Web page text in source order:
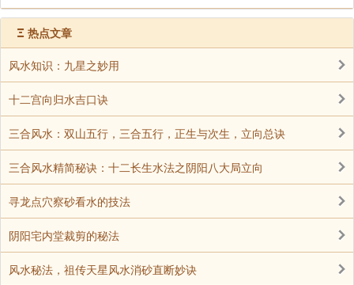
鱼缸、水池等水多的地方，一方面容易让湿气入侵电
脑，使得电脑受潮。而电脑五行属火，在风水上还容易
形成水火相克的情形，对主人的健康、财运等方面运势
造成克制作用。
四、显示器的大小要适当
电脑显示器的大小要与所处空间的面积协调。房间
小显示器大的话，有突出个人，不太与周围环境融洽的
风水寓意；房间大显示器小的话，则可能容易被忽视。
Ξ 热点文章
风水知识：九星之妙用
十二宫向归水吉口诀
三合风水：双山五行，三合五行，正生与次生，立向总诀
三合风水精简秘诀：十二长生水法之阴阳八大局立向
寻龙点穴察砂看水的技法
阴阳宅内堂裁剪的秘法
风水秘法，祖传天星风水消砂直断妙诀